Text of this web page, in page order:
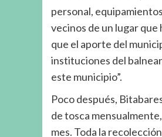
personal,
vecinos de un lugar que
que el aporte del
instituciones del
este municipio”.
Poco después,
de tosca
mes. Toda la